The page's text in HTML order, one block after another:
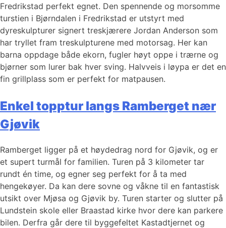
Fredrikstad perfekt egnet. Den spennende og morsomme
turstien i Bjørndalen i Fredrikstad er utstyrt med
dyreskulpturer signert treskjærere Jordan Anderson som
har tryllet fram treskulpturene med motorsag. Her kan
barna oppdage både ekorn, fugler høyt oppe i trærne og
bjørner som lurer bak hver sving. Halvveis i løypa er det en
fin grillplass som er perfekt for matpausen.
Enkel topptur langs Ramberget nær
Gjøvik
Ramberget ligger på et høydedrag nord for Gjøvik, og er
et supert turmål for familien. Turen på 3 kilometer tar
rundt én time, og egner seg perfekt for å ta med
hengekøyer. Da kan dere sovne og våkne til en fantastisk
utsikt over Mjøsa og Gjøvik by. Turen starter og slutter på
Lundstein skole eller Braastad kirke hvor dere kan parkere
bilen. Derfra går dere til byggefeltet Kastadtjernet og